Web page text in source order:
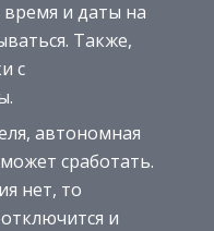
и даты на
Также,
с
автономная
сработать.
нет, то
и